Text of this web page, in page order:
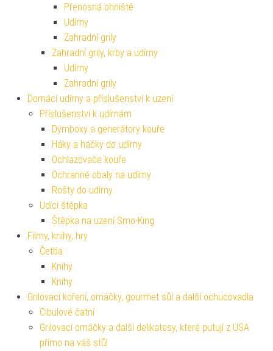
Přenosná ohniště
Udírny
Zahradní grily
Zahradní grily, krby a udírny
Udírny
Zahradní grily
Domácí udírny a příslušenství k uzení
Příslušenství k udírnám
Dýmboxy a generátory kouře
Háky a háčky do udírny
Ochlazovače kouře
Ochranné obaly na udírny
Rošty do udírny
Udící štěpka
Štěpka na uzení Smo-King
Filmy, knihy, hry
Četba
Knihy
Knihy
Grilovací koření, omáčky, gourmet sůl a další ochucovadla
Cibulové čatní
Grilovací omáčky a další delikatesy, které putují z USA
přímo na váš stůl